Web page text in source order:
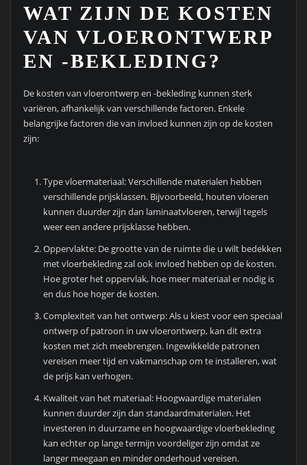
WAT ZIJN DE KOSTEN
VAN VLOERONTWERP
EN -BEKLEDING?
De kosten van vloerontwerp en -bekleding kunnen sterk
variëren, afhankelijk van verschillende factoren. Enkele
belangrijke factoren die van invloed kunnen zijn op de kosten
zijn:
Type vloermateriaal: Verschillende materialen hebben
verschillende prijsklassen. Bijvoorbeeld, houten vloeren
kunnen duurder zijn dan laminaatvloeren, terwijl tegels
weer een andere prijsklasse hebben.
Oppervlakte: De grootte van de ruimte die u wilt bedekken
met vloerbekleding zal ook invloed hebben op de kosten.
Hoe groter het oppervlak, hoe meer materiaal er nodig is
en dus hoe hoger de kosten.
Complexiteit van het ontwerp: Als u kiest voor een speciaal
ontwerp of patroon in uw vloerontwerp, kan dit extra
kosten met zich meebrengen. Ingewikkelde patronen
vereisen meer tijd en vakmanschap om te installeren, wat
de prijs kan verhogen.
Kwaliteit van het materiaal: Hoogwaardige materialen
kunnen duurder zijn dan standaardmaterialen. Het
investeren in duurzame en hoogwaardige vloerbekleding
kan echter op lange termijn voordeliger zijn omdat ze
langer meegaan en minder onderhoud vereisen.